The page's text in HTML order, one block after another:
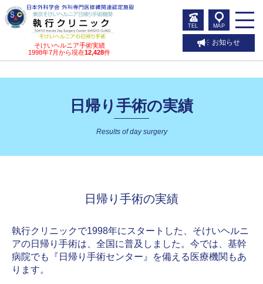
そけいヘルニア手術実績
1998年7月から現在12,428件
TEL MAP
お知らせ
日帰り手術の実績
Results of day surgery
日帰り手術の実績
執行クリニックで1998年にスタートした、そけいヘルニ
アの日帰り手術は、全国に普及しました。今では、基幹
病院でも『日帰り手術センター』を備える医療機関もあ
ります。